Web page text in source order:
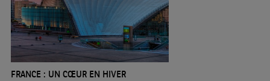
FRANCE : UN CŒUR EN HIVER